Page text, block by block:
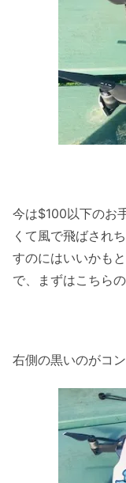
今は$100以下のお
くて風で飛ばされ
すのにはいいかも
で、まずはこちら
右側の黒いのがコ